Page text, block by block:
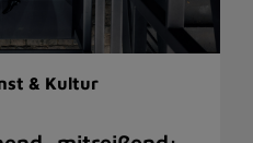
& Kultur